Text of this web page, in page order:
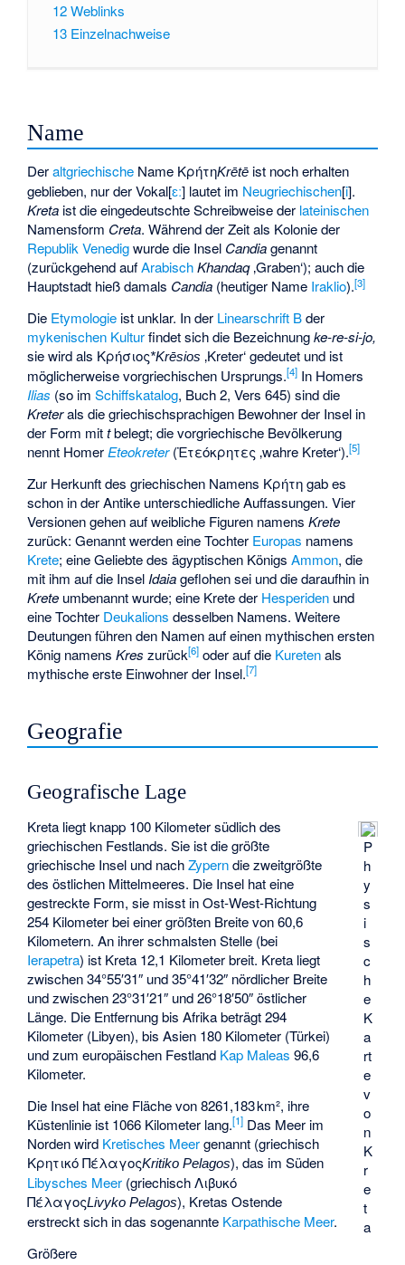
12Weblinks
13 Einzelnachweise
Name
Deraltgriechische Name ΚρήτηKrētē ist noch erhalten
geblieben, nur der Vokal​[⁠ɛː⁠]​ lautet im Neugriechischen​[⁠i⁠]​.
Kreta ist die eingedeutschte Schreibweise der lateinischen
Namensform Creta. Während der Zeit als Kolonie der
Republik Venedigwurde die Insel Candiagenannt
(zurückgehend aufArabisch Khandaq ‚Graben‘); auch die
Hauptstadt hieß damals Candia (heutiger Name Iraklio).[3]
Die Etymologie ist unklar. In der Linearschrift Bder
mykenischen Kulturfindet sich die Bezeichnungke-re-si-jo,
sie wird als Κρήσιος*Krēsios ‚Kreter‘ gedeutet und ist
möglicherweise vorgriechischen Ursprungs.[4] In Homers
Ilias (so imSchiffskatalog, Buch 2, Vers 645) sind die
Kreterals die griechischsprachigen Bewohner der Insel in
der Form mittbelegt; die vorgriechische Bevölkerung
nennt Homer Eteokreter(Ἐτεόκρητες ‚wahre Kreter‘).[5]
Zur Herkunft des griechischen Namens Κρήτηgab es
schon in der Antike unterschiedliche Auffassungen. Vier
Versionen gehen auf weibliche Figuren namensKrete
zurück: Genannt werden eine Tochter Europas namens
Krete; eine Geliebte des ägyptischen KönigsAmmon, die
mit ihm auf die Insel Idaiageflohen sei und die daraufhin in
Krete umbenannt wurde; eine Krete der Hesperiden und
eine Tochter Deukalions desselben Namens. Weitere
Deutungen führen den Namen auf einen mythischen ersten
König namensKres zurück[6] oder auf die Kuretenals
mythische erste Einwohner der Insel.[7]
Geografie
Geografische Lage
P
h
y
s
i
s
c
h
e
K
a
rt
e
v
o
n
K
r
e
t
a
Kreta liegt knapp 100 Kilometer südlich des
griechischen Festlands. Sie ist die größte
griechische Insel und nachZyperndie zweitgrößte
des östlichen Mittelmeeres. Die Insel hat eine
gestreckte Form, sie misst in Ost-West-Richtung
254 Kilometer bei einer größten Breite von 60,6
Kilometern. An ihrer schmalsten Stelle (bei
Ierapetra) ist Kreta 12,1 Kilometer breit. Kreta liegt
zwischen 34°55′31″ und 35°41′32″ nördlicher Breite
und zwischen 23°31′21″ und 26°18′50″ östlicher
Länge. Die Entfernung bis Afrika beträgt 294
Kilometer (Libyen), bis Asien 180 Kilometer (Türkei)
und zum europäischen Festland Kap Maleas 96,6
Kilometer.
Die Insel hat eine Fläche von 8261,183 km², ihre
Küstenlinie ist 1066 Kilometer lang.[1] Das Meer im
Norden wird Kretisches Meergenannt (griechisch
Κρητικό ΠέλαγοςKritiko Pelagos), das im Süden
Libysches Meer (griechischΛιβυκό
ΠέλαγοςLivyko Pelagos), Kretas Ostende
erstreckt sich in das sogenannte Karpathische Meer.
Größere